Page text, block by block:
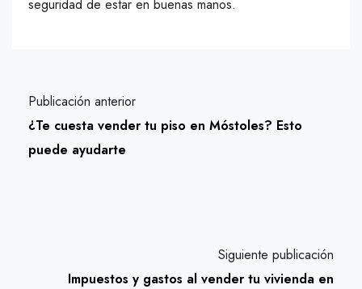
seguridad de estar en buenas manos.
Publicación anterior
¿Te cuesta vender tu piso en Móstoles? Esto
puede ayudarte
Siguiente publicación
Impuestos y gastos al vender tu vivienda en